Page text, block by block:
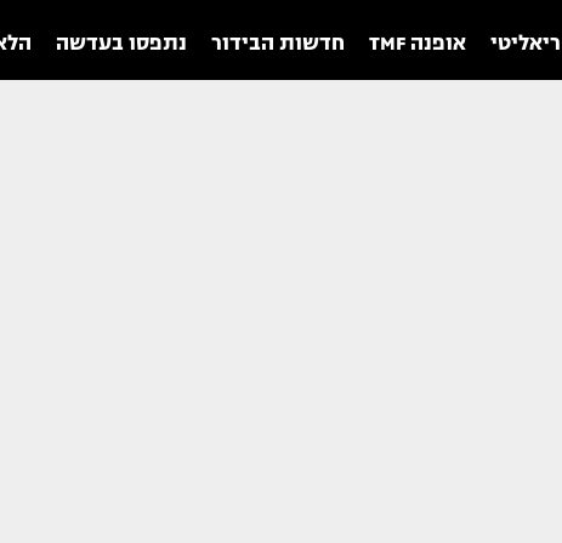
ריאליטי אופנה TMF חדשות הבידור נתפסו בעדשה